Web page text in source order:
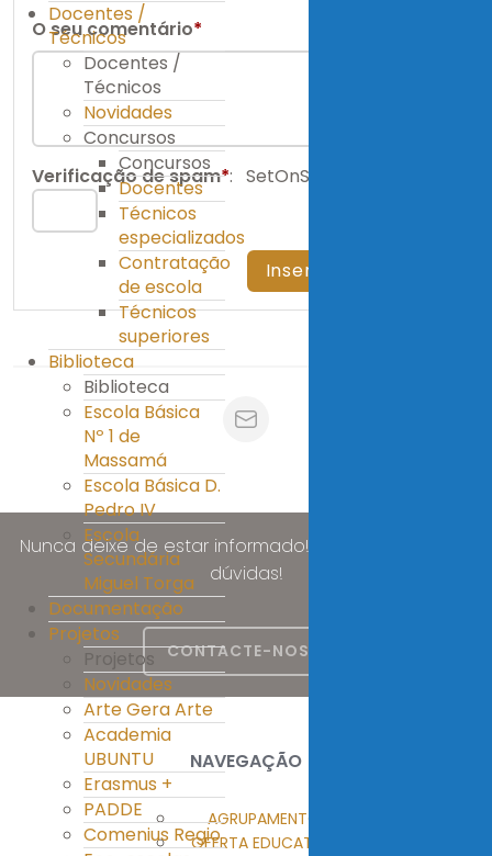
Docentes /
Técnicos
Docentes /
Técnicos
Novidades
Concursos
Concursos
Docentes
Técnicos
especializados
Contratação
de escola
Técnicos
superiores
Biblioteca
Biblioteca
Escola Básica
Nº 1 de
Massamá
Escola Básica D.
Pedro IV
Escola
Secundária
Miguel Torga
Documentação
Projetos
Projetos
Novidades
Arte Gera Arte
Academia
UBUNTU
Erasmus +
PADDE
Comenius Regio
O seu comentário*
Verificação de spam*: SetOnServerSide
Nunca deixe de estar informado! Esclareça as suas
dúvidas!
CONTACTE-NOS
NAVEGAÇÃO
AGRUPAMENTO
OFERTA EDUCATIVA